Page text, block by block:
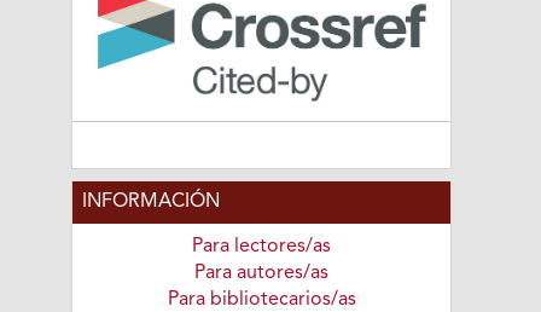
INFORMACIÓN
Para lectores/as
Para autores/as
Para bibliotecarios/as